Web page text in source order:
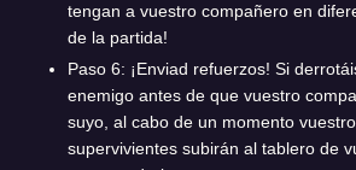
tengan a vuestro compañero en
de la partida!
Paso 6: ¡Enviad refuerzos! Si
enemigo antes de que vuestro
suyo, al cabo de un momento
supervivientes subirán al tablero de